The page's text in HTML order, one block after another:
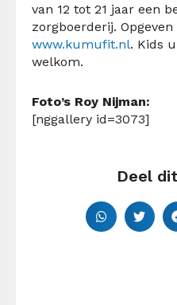
van 12 tot 21 jaar een
zorgboerderij. Opgeven
www.kumufit.nl. Kids
welkom.
Foto’s Roy Nijman:
[nggallery id=3073]
Deel